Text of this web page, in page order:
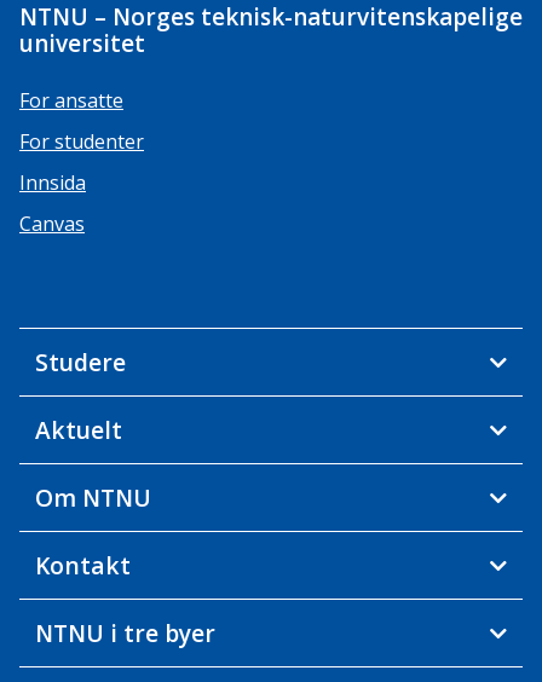
NTNU – Norges teknisk-naturvitenskapelige
universitet
For ansatte
For studenter
Innsida
Canvas
Studere
Aktuelt
Om NTNU
Kontakt
NTNU i tre byer